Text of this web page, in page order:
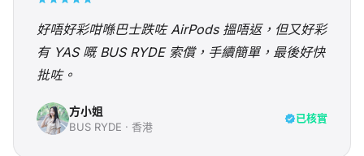
好唔好彩咁喺巴士跌咗 AirPods 搵唔返，但又好彩
有 YAS 嘅 BUS RYDE 索償，手續簡單，最後好快
批咗。
方小姐
BUS RYDE · 香港
已核實